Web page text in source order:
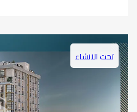
تحت الانشاء